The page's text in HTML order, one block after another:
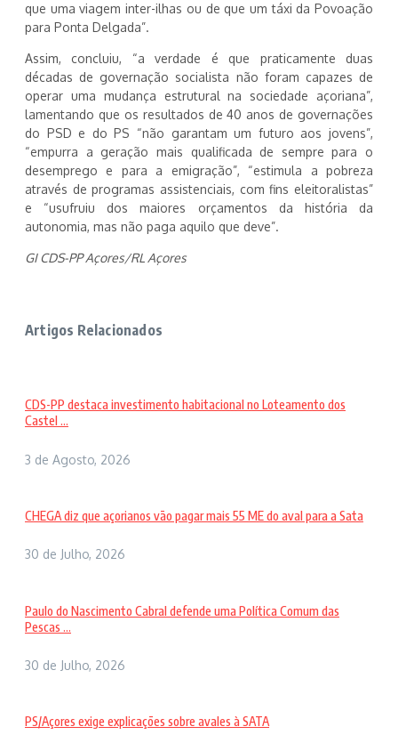
que uma viagem inter-ilhas ou de que um táxi da Povoação
para Ponta Delgada”.
Assim, concluiu, “a verdade é que praticamente duas
décadas de governação socialista não foram capazes de
operar uma mudança estrutural na sociedade açoriana”,
lamentando que os resultados de 40 anos de governações
do PSD e do PS “não garantam um futuro aos jovens”,
“empurra a geração mais qualificada de sempre para o
desemprego e para a emigração”, “estimula a pobreza
através de programas assistenciais, com fins eleitoralistas”
e “usufruiu dos maiores orçamentos da história da
autonomia, mas não paga aquilo que deve”.
GI CDS-PP Açores/RL Açores
Artigos Relacionados
CDS-PP destaca investimento habitacional no Loteamento dos
Castel ...
3 de Agosto, 2026
CHEGA diz que açorianos vão pagar mais 55 ME do aval para a Sata
30 de Julho, 2026
Paulo do Nascimento Cabral defende uma Política Comum das
Pescas ...
30 de Julho, 2026
PS/Açores exige explicações sobre avales à SATA